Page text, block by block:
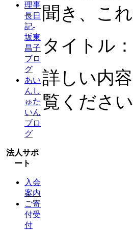
理事
長日
記-
坂東
昌子
ブロ
グ
あい
んし
ゅた
いん
ブロ
グ
法人サポ
ート
入会
案内
ご寄
付受
付
聞き、こ
タイトル
詳しい内
覧ください